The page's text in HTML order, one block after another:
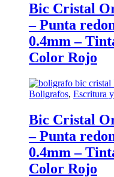
Bic Cristal
– Punta
0.4mm –
Color Rojo
Boligrafos, Escritura
Bic Cristal
– Punta
0.4mm –
Color Rojo